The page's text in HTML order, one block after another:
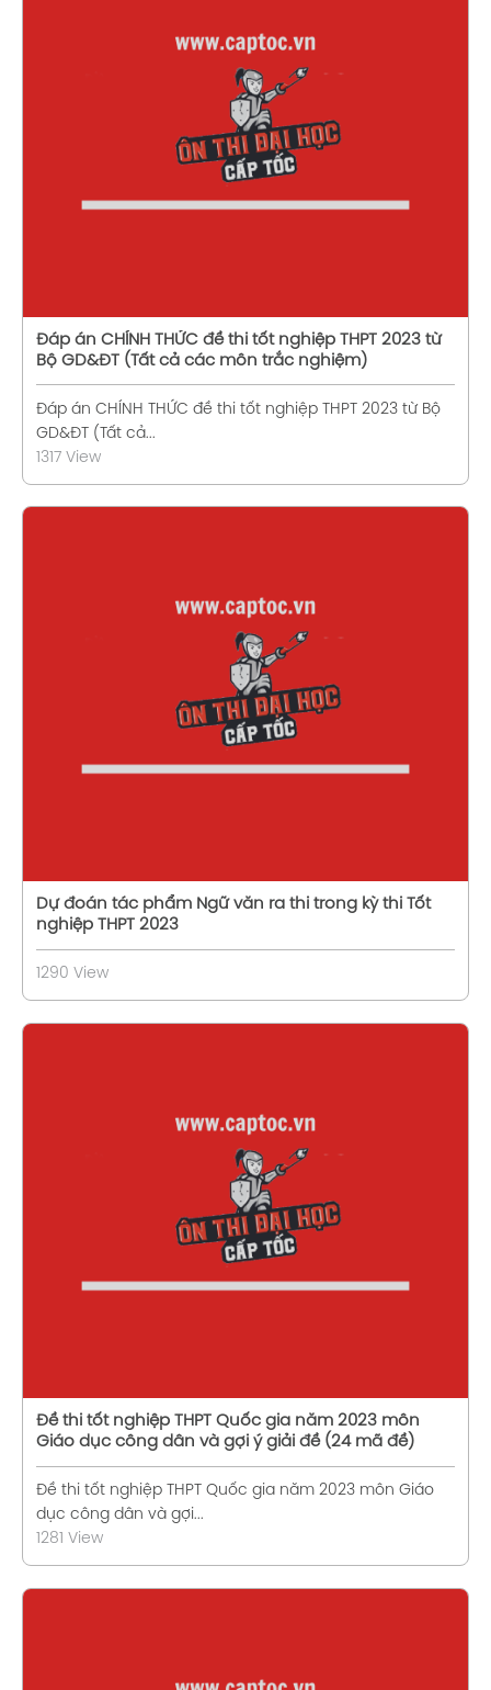
Xem chi tiết
Đáp án CHÍNH THỨC đề thi tốt nghiệp THPT 2023 từ
Bộ GD&ĐT (Tất cả các môn trắc nghiệm)
Đáp án CHÍNH THỨC đề thi tốt nghiệp THPT 2023 từ Bộ
GD&ĐT (Tất cả...
1317 View
Xem chi tiết
Dự đoán tác phẩm Ngữ văn ra thi trong kỳ thi Tốt
nghiệp THPT 2023
1290 View
Xem chi tiết
Đề thi tốt nghiệp THPT Quốc gia năm 2023 môn
Giáo dục công dân và gợi ý giải đề (24 mã đề)
Đề thi tốt nghiệp THPT Quốc gia năm 2023 môn Giáo
dục công dân và gợi...
1281 View